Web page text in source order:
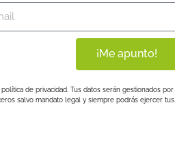
¡Me apunto!
de privacidad. Tus datos serán gestionados por
salvo mandato legal y siempre podrás ejercer tus